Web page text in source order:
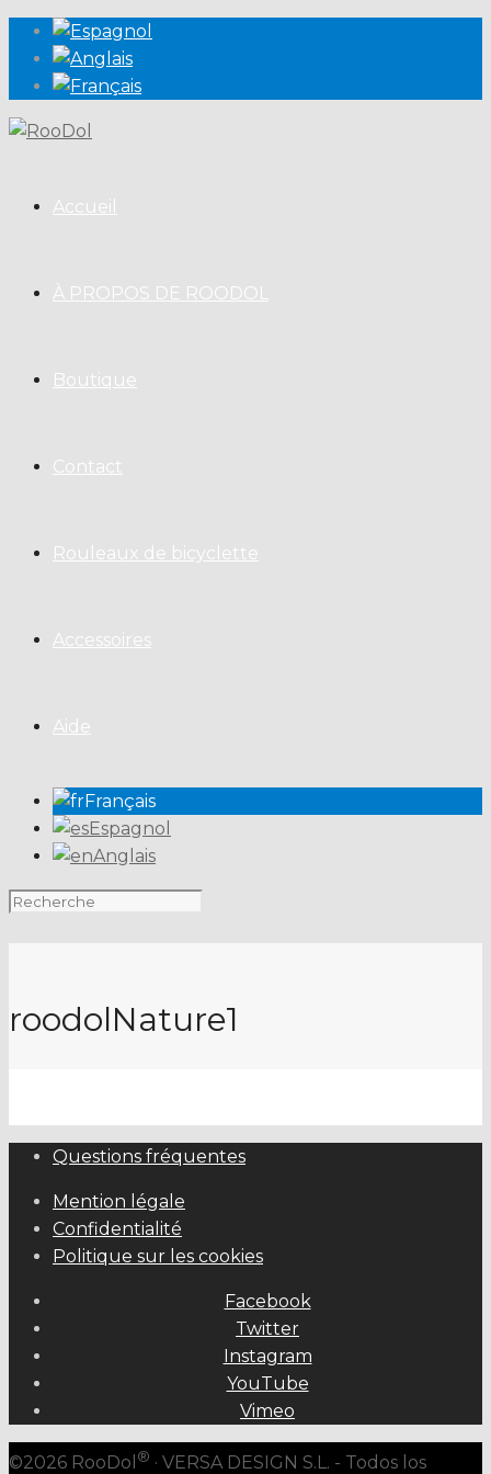
Accueil
À PROPOS DE ROODOL
Boutique
Contact
Rouleaux de bicyclette
Accessoires
Aide
Français
Espagnol
Anglais
roodolNature1
Questions fréquentes
Mention légale
Confidentialité
Politique sur les cookies
Facebook
Twitter
Instagram
YouTube
Vimeo
©2026 RooDol ® · VERSA DESIGN S.L. - Todos los